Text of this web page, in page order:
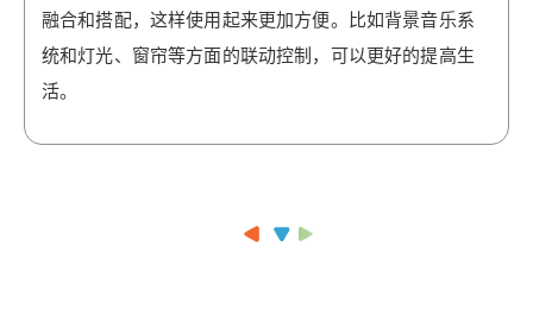
融合和搭配，这样使用起来更加方便。比如背景音乐系
统和灯光、窗帘等方面的联动控制，可以更好的提高生
活。
能的融合和搭配，这样使用起来更加方便。比如背
景音乐系统和灯光、窗帘等方面的联动控制，可以
建筑艺术的灵魂，光塑造形象，光建构空间，光渲
染气氛，光突出建筑的重点，光演现色彩等等。这
更加方便，却又更加的丰富繁华。 背景音乐，让生